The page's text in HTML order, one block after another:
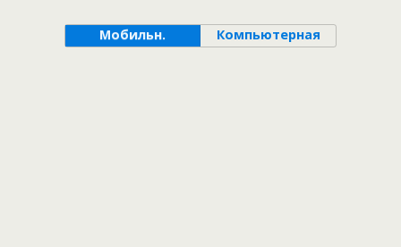
Мобильн. Компьютерная